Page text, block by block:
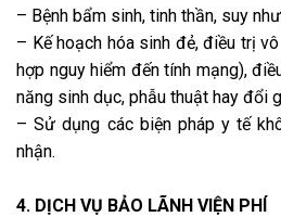
– Bệnh bẩm sinh, tinh thần, suy
– Kế hoạch hóa sinh đẻ, điều trị
hợp nguy hiểm đến tính mạng),
năng sinh dục, phẫu thuật hay đổi
– Sử dụng các biện pháp y tế
nhận.
4. DỊCH VỤ BẢO LÃNH VIỆN PHÍ